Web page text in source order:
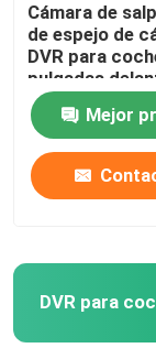
Cámara de
de espejo de
DVR para
pulgadas
trasera 1080p
Mejor
DVR para